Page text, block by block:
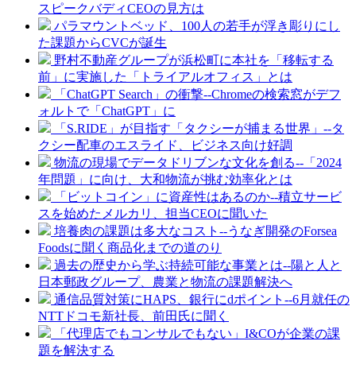
スピークバディCEOの見方は
パラマウントベッド、100人の若手が浮き彫りにし
た課題からCVCが誕生
野村不動産グループが浜松町に本社を「移転する
前」に実施した「トライアルオフィス」とは
「ChatGPT Search」の衝撃--Chromeの検索窓がデフ
ォルトで「ChatGPT」に
「S.RIDE」が目指す「タクシーが捕まる世界」--タ
クシー配車のエスライド、ビジネス向け好調
物流の現場でデータドリブンな文化を創る--「2024
年問題」に向け、大和物流が挑む効率化とは
「ビットコイン」に資産性はあるのか--積立サービ
スを始めたメルカリ、担当CEOに聞いた
培養肉の課題は多大なコスト--うなぎ開発のForsea
Foodsに聞く商品化までの道のり
過去の歴史から学ぶ持続可能な事業とは--陽と人と
日本郵政グループ、農業と物流の課題解決へ
通信品質対策にHAPS、銀行にdポイント--6月就任の
NTTドコモ新社長、前田氏に聞く
「代理店でもコンサルでもない」I&COが企業の課
題を解決する